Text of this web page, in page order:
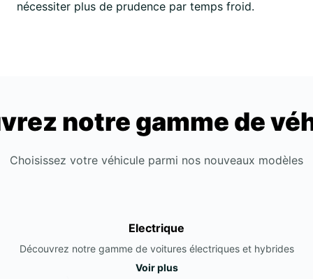
nécessiter plus de prudence par temps froid.
notre gamme de
Choisissez votre véhicule parmi nos nouveaux modèles
Electrique
Découvrez notre gamme de voitures électriques et hybrides
Voir plus